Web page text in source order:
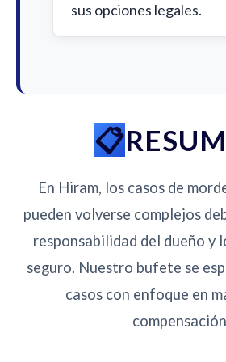
sus opciones legales.
En Hiram, los casos de
pueden volverse complejos
responsabilidad del dueño y
seguro. Nuestro bufete se
casos con enfoque en